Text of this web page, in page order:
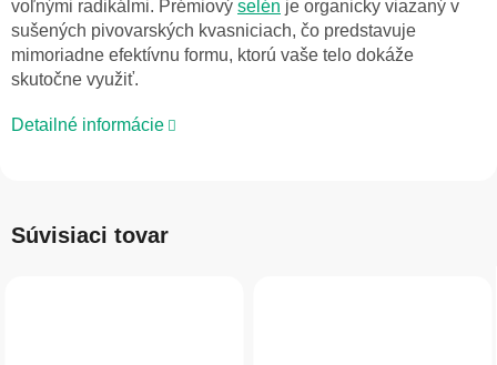
voľnými radikálmi. Prémiový selén je organicky viazaný v
sušených pivovarských kvasniciach, čo predstavuje
mimoriadne efektívnu formu, ktorú vaše telo dokáže
skutočne využiť.
Detailné informácie
Súvisiaci tovar